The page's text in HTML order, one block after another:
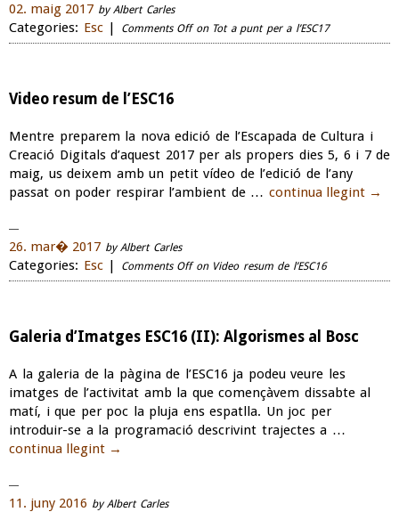
02. maig 2017 by Albert Carles
Categories: Esc| Comments Offon Tot a punt per a l’ESC17
Video resum de l’ESC16
Mentre preparem la nova edició de l’Escapada de Cultura i
Creació Digitals d’aquest 2017 per als propers dies 5, 6 i 7 de
maig, us deixem amb un petit vídeo de l’edició de l’any
passat on poder respirar l’ambient de … continua llegint →
26. mar� 2017 by Albert Carles
Categories: Esc| Comments Offon Video resum de l’ESC16
Galeria d’Imatges ESC16 (II): Algorismes al Bosc
A la galeria de la pàgina de l’ESC16 ja podeu veure les
imatges de l’activitat amb la que començàvem dissabte al
matí, i que per poc la pluja ens espatlla. Un joc per
introduir-se a la programació descrivint trajectes a …
continua llegint →
11. juny 2016 by Albert Carles